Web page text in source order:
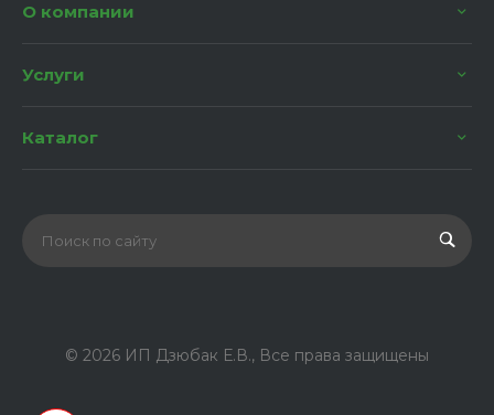
О компании
Услуги
Каталог
© 2026 ИП Дзюбак Е.В., Все права защищены